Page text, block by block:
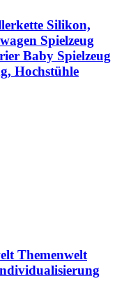
Silikon,
Spielzeug
Baby Spielzeug
Hochstühle
Themenwelt